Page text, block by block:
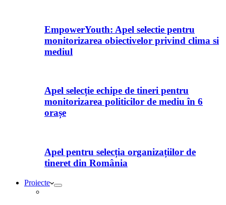
EmpowerYouth: Apel selectie pentru
monitorizarea obiectivelor privind clima si
mediul
Apel selecție echipe de tineri pentru
monitorizarea politicilor de mediu în 6
orașe
Apel pentru selecția organizațiilor de
tineret din România
Proiecte